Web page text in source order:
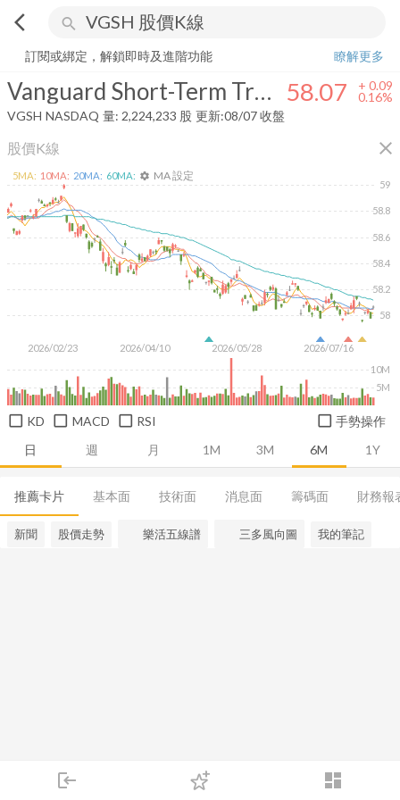
arrow_back_ios search
login dashboard
下單
Vanguard Short-Term Treasury Index Fund
訂閱或綁定，解鎖即時及進階功能
瞭解更多
Vanguard Short-Term Treasury Index Fund 58.07 + 0.09
0.16%
VGSH NASDAQ 量: 2,224,233 股 更新:08/07 收盤
股價K線 close
日 週 月 1M 3M 6M 1Y
2026/02/23 2026/04/10 2026/05/28 2026/07/16
58
58.2
58.4
58.6
58.8
59
5M
10M
5MA: 10MA: 20MA: 60MA: settings MA 設定
KD MACD RSI 手勢操作
推薦卡片 基本面 技術面 消息面 籌碼面 財務報
新聞 股價走勢 樂活五線譜 三多風向圖 我的筆記